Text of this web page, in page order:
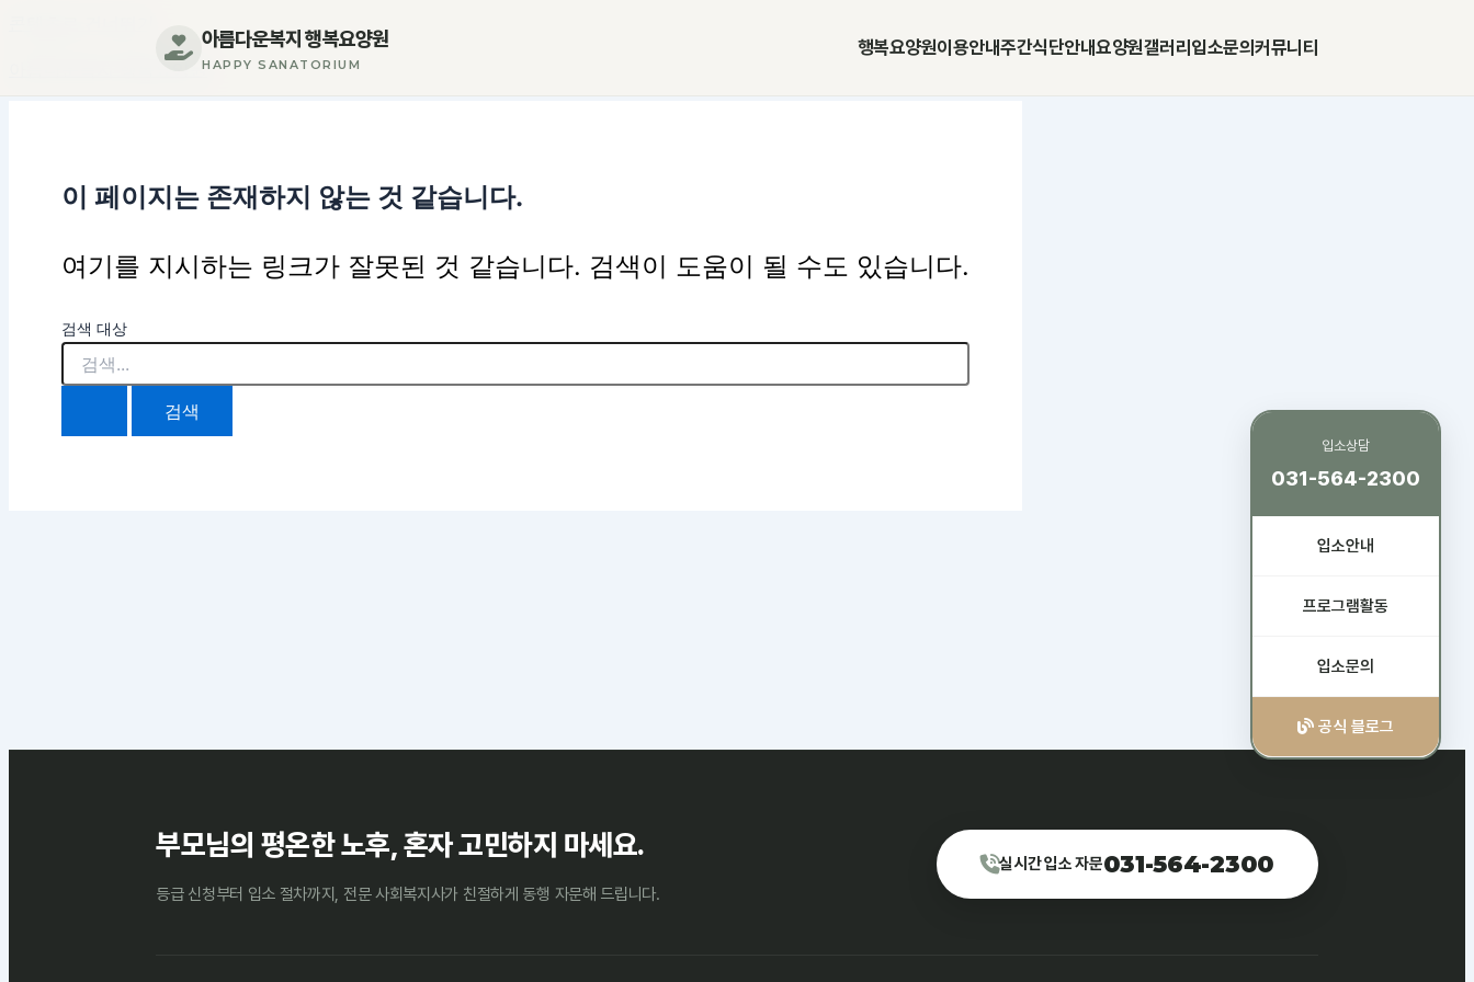
입소상담
031-564-2300
입소안내
프로그램활동
입소문의
공식 블로그
아름다운복지 행복요양원
아름다운복지 행복요양원
HAPPY SANATORIUM
행복요양원이용안내주간식단안내요양원갤러리 입소문의 커뮤니티
이 페이지는 존재하지 않는 것 같습니다.
여기를 지시하는 링크가 잘못된 것 같습니다. 검색이 도움이 될 수도 있습니다.
검색 대상
부모님의 평온한 노후, 혼자 고민하지 마세요.
등급 신청부터 입소 절차까지, 전문 사회복지사가 친절하게 동행 자문해 드립니다.
실시간 입소 자문031-564-2300